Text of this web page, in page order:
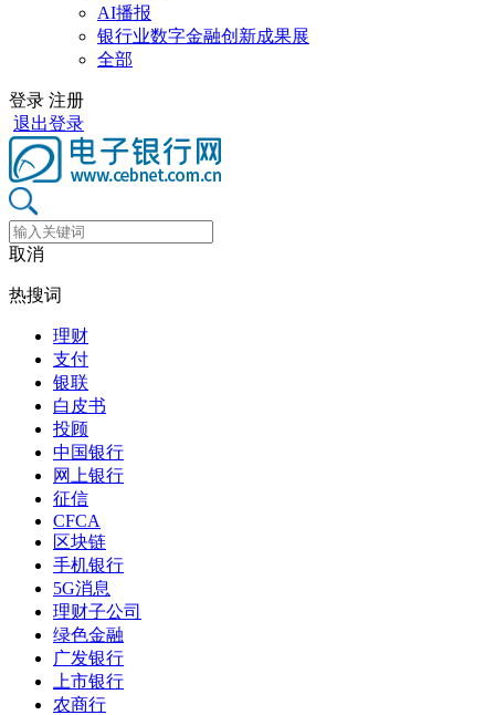
AI播报
银行业数字金融创新成果展
全部
登录 注册
退出登录
取消
热搜词
理财
支付
银联
白皮书
投顾
中国银行
网上银行
征信
CFCA
区块链
手机银行
5G消息
理财子公司
绿色金融
广发银行
上市银行
农商行